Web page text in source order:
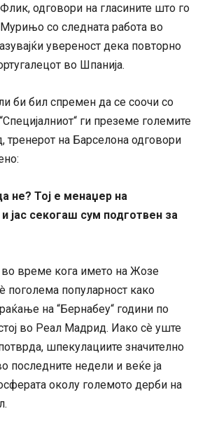
одговори на гласините што го
со следната работа во
увереност дека повторно
во Шпанија.
би бил спремен да се соочи со
ги преземе големите
тренерот на Барселона одговори
не? Тој е менаџер на
јас секогаш сум подготвен за
во време кога името на Жозе
популарност како
на “Бернабеу“ години по
во Реал Мадрид. Иако сè уште
шпекулациите значително
последните недели и веќе ја
околу големото дерби на